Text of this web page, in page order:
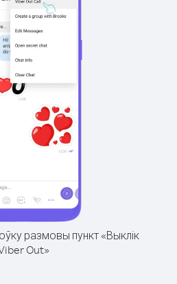
размовы пункт «Выклік
Out»